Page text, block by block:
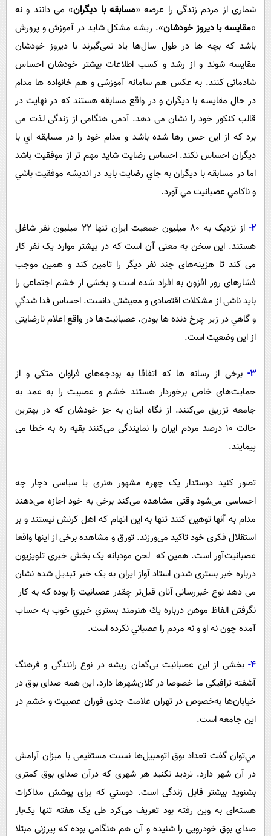
شماری از مردم زندگی را عرصه «مسابقه با دیگران» می دانند و نه
«مقایسه با دیروز خودشان». ریشه مشکل شاید در آموزش و پرورش
باشد که بچه ها در طول سال‌ها یاد نمی‌گیرند با دیروز خودشان
مقایسه شوند و از رشد و کسب اطلاعات بیشتر خودشان احساس
شادمانی کنند. به عکس هم سامانه آموزشی و هم خانواده ها مدام
در حال مقایسه با دیگران و در واقع مسابقه هستند که در نهایت در
قالب کنکور خود را نشان می دهد. آدمی هنگامی از زندگی لذت می
برد که از این حس رها شده باشد و مدام خود را در مسابقه اي با
ديگران احساس نكند. احساس رضايت شايد مهم تر از موفقيت باشد
اما در مسابقه با ديگران به جاي رضايت بايد در انديشه موفقيت باشي
و ناكامي عصبانيت مي آورد.
2-
از نزدیک به 80 میلیون جمعیت ایران تنها 22 میلیون نفر شاغل
هستند. این سخن به معنی آن است که در بیشتر موارد یک نفر کار
می کند تا هزینه‌های چند نفر دیگر را تامین کند و همین موجب
فشارهای روز افزون به افراد شده است و بخشی از خشم اجتماعی را
باید ناشی از مشکلات اقتصادی و معیشتی دانست. احساس فدا شدگي
و گاهي در زير چرخ دنده ها بودن. عصبانیت‌ها در واقع اعلام نارضایتی
از این وضعیت است.
3- برخی از رسانه ها که اتفاقا به بودجه‌های فراوان متکی و از
حمایت‌های خاص برخوردار هستند خشم و عصبیت را به عمد به
جامعه تزریق می‌کنند. از نگاه اینان به جز خودشان که در بهترین
حالت 10 درصد مردم ایران را نمایندگی می‌کنند بقیه ره به خطا می
پیمایند.
تصور کنید دوستدار یک چهره مشهور هنری یا سیاسی دچار چه
احساسی می‌شود وقتی مشاهده می‌کند برخی به خود اجازه می‌دهند
مدام به آنها توهین کنند تنها به این اتهام که اهل کرنش نیستند و بر
استقلال فکری خود تاکید می‌ورزند. تورق و مشاهده برخی از اینها واقعا
عصبانیت‌آور است. همین که لحن مودبانه یک بخش خبری تلویزیون
درباره خبر بستری شدن استاد آواز ایران به یک خبر تبدیل شده نشان
می دهد نوع خبررسانی آنان قبل‌تر چقدر عصبانیت زا بوده كه به كار
نگرفتن الفاظ موهن درباره يك هنرمند بستري خبري خوب به حساب
آمده چون نه او و نه مردم را عصباني نكرده است.
4- بخشی از این عصبانیت بی‌گمان ریشه در نوع رانندگی و فرهنگ
آشفته ترافیکی ما خصوصا در کلان‌شهر‌ها دارد. این همه صدای بوق در
خیابان‌ها به‌خصوص در تهران علامت جدی فوران عصبیت و خشم در
این جامعه است.
مي‌توان گفت تعداد بوق اتومبیل‌ها نسبت مستقیمی با میزان آرامش
در آن شهر دارد. تردید نکنید هر شهری که درآن صدای بوق کمتری
بشنوید بیشتر قابل زندگی است. دوستي که برای پوشش مذاکرات
هسته‌ای به وین رفته بود تعریف می‌کرد طی یک هفته تنها یک‌بار
صدای بوق خودرویی را شنیده و آن هم هنگامی بوده که پیرزنی مبتلا